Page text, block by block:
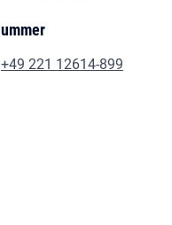
+49 221 12614-899